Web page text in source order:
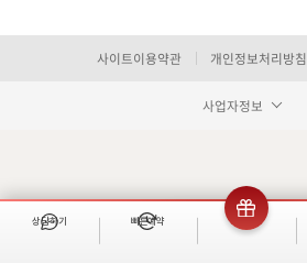
사이트이용약관 개인정보처리방침
사업자정보
상담하기 빠른예약 이벤트